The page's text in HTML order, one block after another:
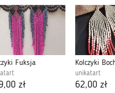
Fuksja
zł
unikatart
62,00 zł